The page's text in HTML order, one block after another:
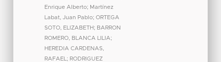
Enrique Alberto; Martínez
Labat, Juan Pablo; ORTEGA
SOTO, ELIZABETH; BARRON
ROMERO, BLANCA LILIA;
HEREDIA CARDENAS,
RAFAEL ; RODRIGUEZ